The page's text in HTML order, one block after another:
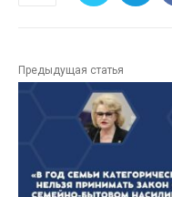
Предыдущая статья